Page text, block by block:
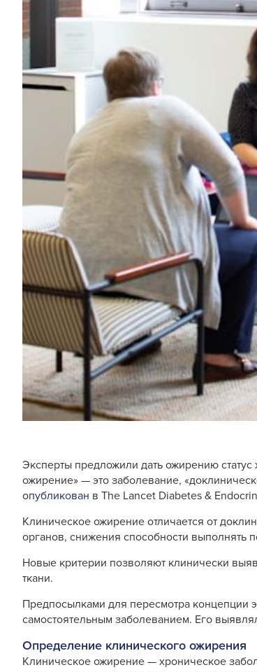
Эксперты предложили дать ожирению
ожирение» — это заболевание,
опубликован в The Lancet Diabetes &
Клиническое ожирение отличается от
органов, снижения способности выполнять
Новые критерии позволяют клинически
ткани.
Предпосылками для пересмотра концепции
самостоятельным заболеванием. Его
Определение клинического ожирения
Клиническое ожирение — хроническое